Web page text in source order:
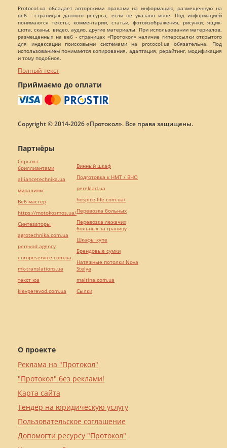
Protocol.ua обладает авторскими правами на информацию, размещенную на
веб - страницах данного ресурса, если не указано иное. Под информацией
понимаются тексты, комментарии, статьи, фотоизображения, рисунки, ящик-
шота, сканы, видео, аудио, другие материалы. При использовании материалов,
размещенных на веб - страницах «Протокол» наличие гиперссылки открытого
для индексации поисковыми системами на protocol.ua обязательна. Под
использованием понимается копирования, адаптация, рерайтинг, модификация
и тому подобное.
Полный текст
Приймаємо до оплати
Copyright © 2014-2026 «Протокол». Все права защищены.
О проекте
Реклама на "Протокол"
"Протокол" без реклами!
Карта сайта
Тендер на юридическую услугу
Пользовательское соглашение
Допомогти ресурсу "Протокол"
Партнёры
Серьги с
бриллиантами
alliancetechnika.ua
миралинкс
Веб мастер
https://motokosmos.ua/
Синтезаторы
agrotechnika.com.ua
perevod.agency
europeservice.com.ua
mk-translations.ua
текст юа
kievperevod.com.ua
Винный шкаф
Подготовка к НМТ / ВНО
pereklad.ua
hospice-life.com.ua/
Перевозка больных
Перевозка лежачих
больных за границу
Шкафы купе
Брендовые сумки
Натяжные потолки Nova
Stelya
maltina.com.ua
Cылки